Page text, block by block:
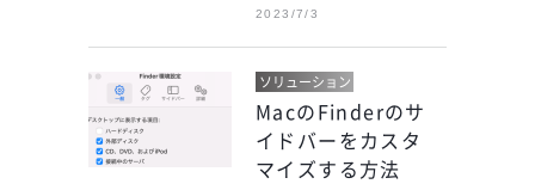
2023/7/3
ソリューション
MacのFinderのサ
イドバーをカスタ
マイズする方法